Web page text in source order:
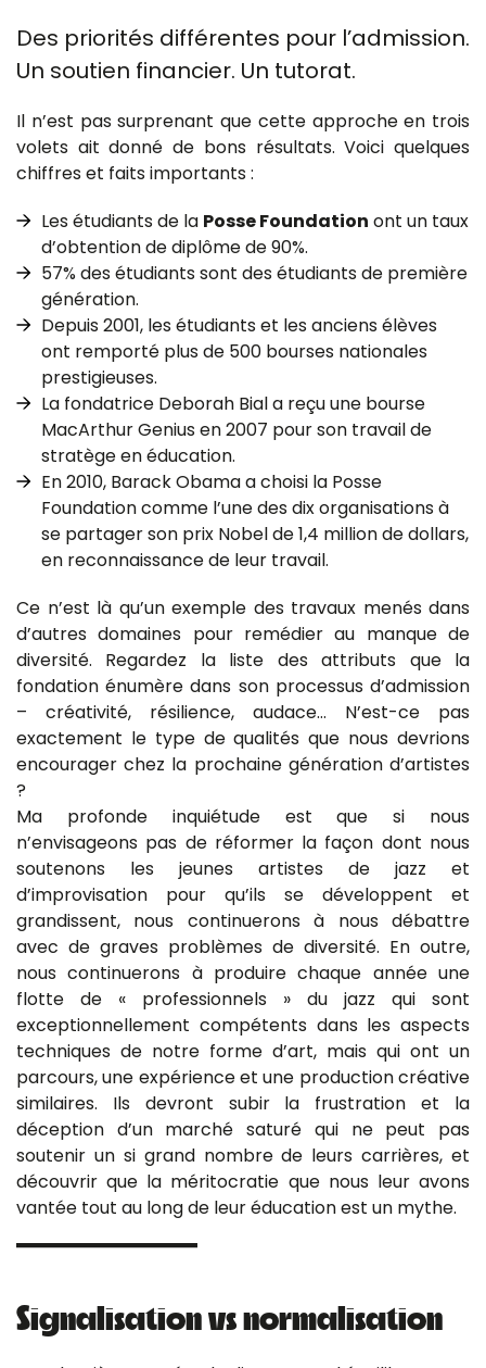
Des priorités différentes pour l’admission.
Un soutien financier. Un tutorat.
Il n’est pas surprenant que cette approche en trois
volets ait donné de bons résultats. Voici quelques
chiffres et faits importants :
Les étudiants de la Posse Foundation ont un taux
d’obtention de diplôme de 90%.
57% des étudiants sont des étudiants de première
génération.
Depuis 2001, les étudiants et les anciens élèves
ont remporté plus de 500 bourses nationales
prestigieuses.
La fondatrice Deborah Bial a reçu une bourse
MacArthur Genius en 2007 pour son travail de
stratège en éducation.
En 2010, Barack Obama a choisi la Posse
Foundation comme l’une des dix organisations à
se partager son prix Nobel de 1,4 million de dollars,
en reconnaissance de leur travail.
Ce n’est là qu’un exemple des travaux menés dans
d’autres domaines pour remédier au manque de
diversité. Regardez la liste des attributs que la
fondation énumère dans son processus d’admission
– créativité, résilience, audace… N’est-ce pas
exactement le type de qualités que nous devrions
encourager chez la prochaine génération d’artistes
?
Ma profonde inquiétude est que si nous
n’envisageons pas de réformer la façon dont nous
soutenons les jeunes artistes de jazz et
d’improvisation pour qu’ils se développent et
grandissent, nous continuerons à nous débattre
avec de graves problèmes de diversité. En outre,
nous continuerons à produire chaque année une
flotte de « professionnels » du jazz qui sont
exceptionnellement compétents dans les aspects
techniques de notre forme d’art, mais qui ont un
parcours, une expérience et une production créative
similaires. Ils devront subir la frustration et la
déception d’un marché saturé qui ne peut pas
soutenir un si grand nombre de leurs carrières, et
découvrir que la méritocratie que nous leur avons
vantée tout au long de leur éducation est un mythe.
Signalisation vs normalisation